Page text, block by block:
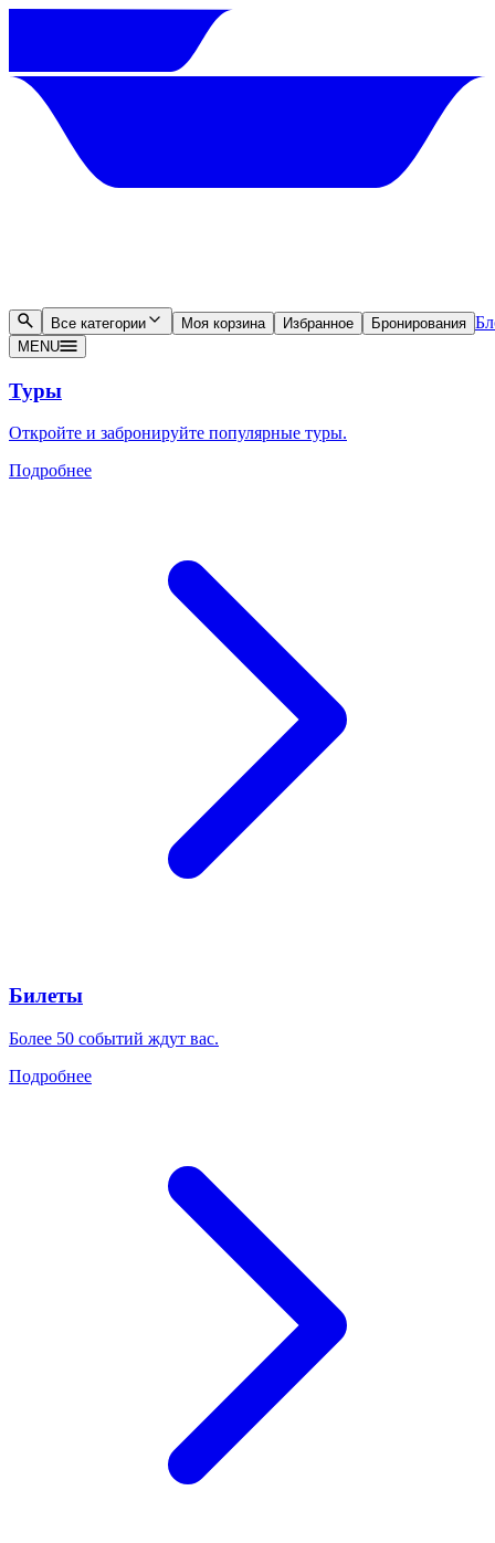
Все категории Моя корзина Избранное Бронирования
MENU
Туры
Откройте и забронируйте популярные туры.
Подробнее
Билеты
Более 50 событий ждут вас.
Подробнее